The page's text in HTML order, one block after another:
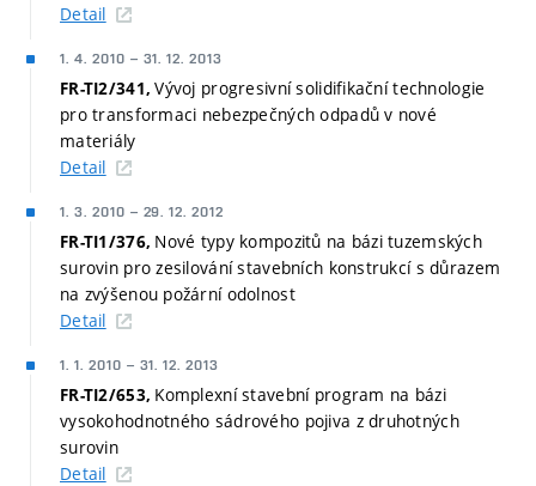
Detail
1. 4. 2010 – 31. 12. 2013
FR-TI2/341,Vývoj progresivní solidifikační technologie
pro transformaci nebezpečných odpadů v nové
materiály
Detail
1. 3. 2010 – 29. 12. 2012
FR-TI1/376, Nové typy kompozitů na bázi tuzemských
surovin pro zesilování stavebních konstrukcí s důrazem
na zvýšenou požární odolnost
Detail
1. 1. 2010 – 31. 12. 2013
FR-TI2/653, Komplexní stavební program na bázi
vysokohodnotného sádrového pojiva z druhotných
surovin
Detail